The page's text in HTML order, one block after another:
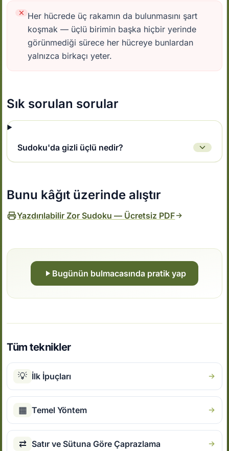
Her hücrede üç rakamın da bulunmasını şart
koşmak — üçlü birimin başka hiçbir yerinde
görünmediği sürece her hücreye bunlardan
yalnızca birkaçı yeter.
Sık sorulan sorular
Sudoku'da gizli üçlü nedir?
Bunu kâğıt üzerinde alıştır
Yazdırılabilir Zor Sudoku — Ücretsiz PDF
Bugünün bulmacasında pratik yap
Tüm teknikler
💡 İlk İpuçları
▦ Temel Yöntem
⇄ Satır ve Sütuna Göre Çaprazlama